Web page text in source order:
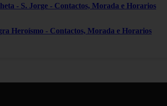
- S. Jorge - Contactos, Morada e Horarios
Heroísmo - Contactos, Morada e Horarios